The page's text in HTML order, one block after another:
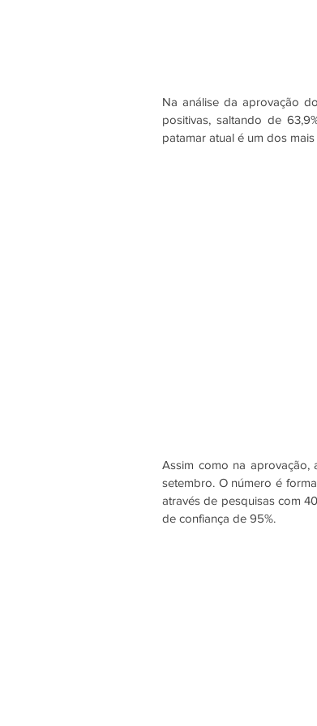
Na análise da aprovação
positivas, saltando de
patamar atual é um dos
Assim como na aprovação,
setembro. O número é
através de pesquisas com
de confiança de 95%.